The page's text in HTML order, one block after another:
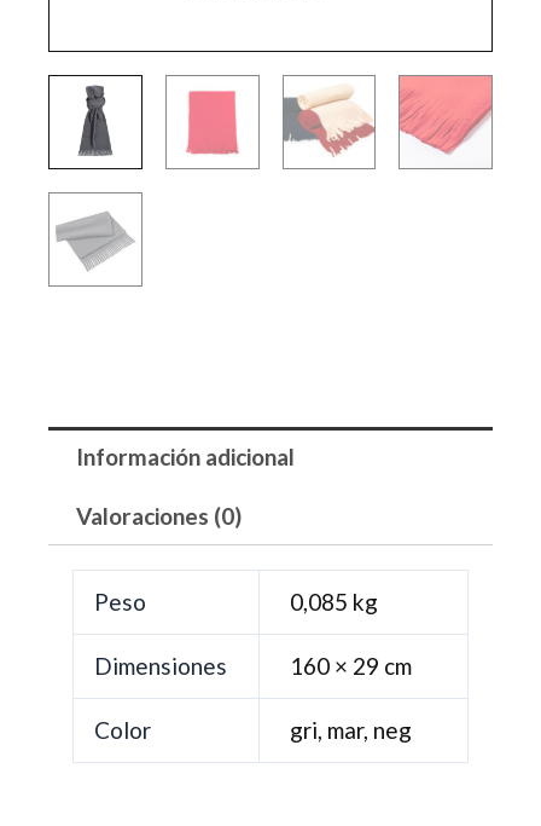
Información adicional
Valoraciones (0)
Peso 0,085 kg
Dimensiones 160 × 29 cm
Color gri, mar, neg